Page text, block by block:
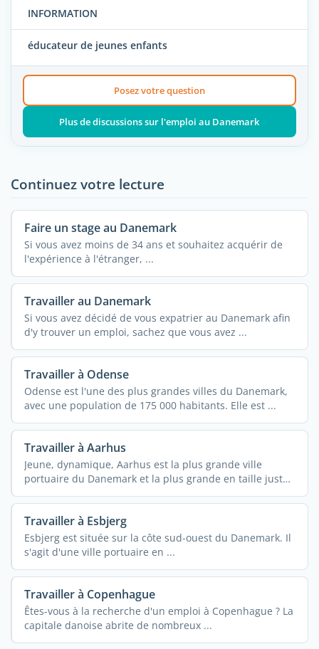
INFORMATION
éducateur de jeunes enfants
Posez votre question
Plus de discussions sur l'emploi au Danemark
Continuez votre lecture
Faire un stage au Danemark
Si vous avez moins de 34 ans et souhaitez acquérir de
l'expérience à l'étranger, ...
Travailler au Danemark
Si vous avez décidé de vous expatrier au Danemark afin
d'y trouver un emploi, sachez que vous avez ...
Travailler à Odense
Odense est l'une des plus grandes villes du Danemark,
avec une population de 175 000 habitants. Elle est ...
Travailler à Aarhus
Jeune, dynamique, Aarhus est la plus grande ville
portuaire du Danemark et la plus grande en taille juste
...
Travailler à Esbjerg
Esbjerg est située sur la côte sud-ouest du Danemark. Il
s'agit d'une ville portuaire en ...
Travailler à Copenhague
Êtes-vous à la recherche d'un emploi à Copenhague ? La
capitale danoise abrite de nombreux ...